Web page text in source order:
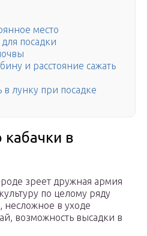
место
посадки
и расстояние сажать
в лунку при посадке
в
зреет дружная армия
по целому ряду
несложное в уходе
возможность высадки в